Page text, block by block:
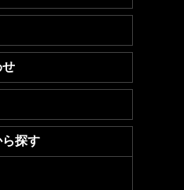
せ
ら探す